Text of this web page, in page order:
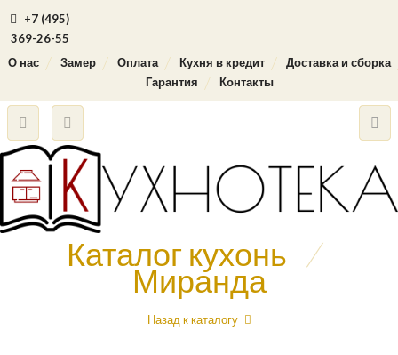
+7 (495)
369-26-55
О нас
Замер Оплата Кухня в кредит
Доставка и сборка
Гарантия
Контакты
Каталог кухонь /
Миранда
Назад к каталогу